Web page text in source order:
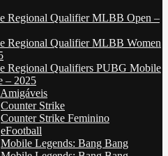
Regional Qualifier MLBB Open –
Regional Qualifier MLBB Women
Regional Qualifiers PUBG Mobile
– 2025
Counter Strike
Counter Strike Feminino
eFootball
Mobile Legends: Bang Bang